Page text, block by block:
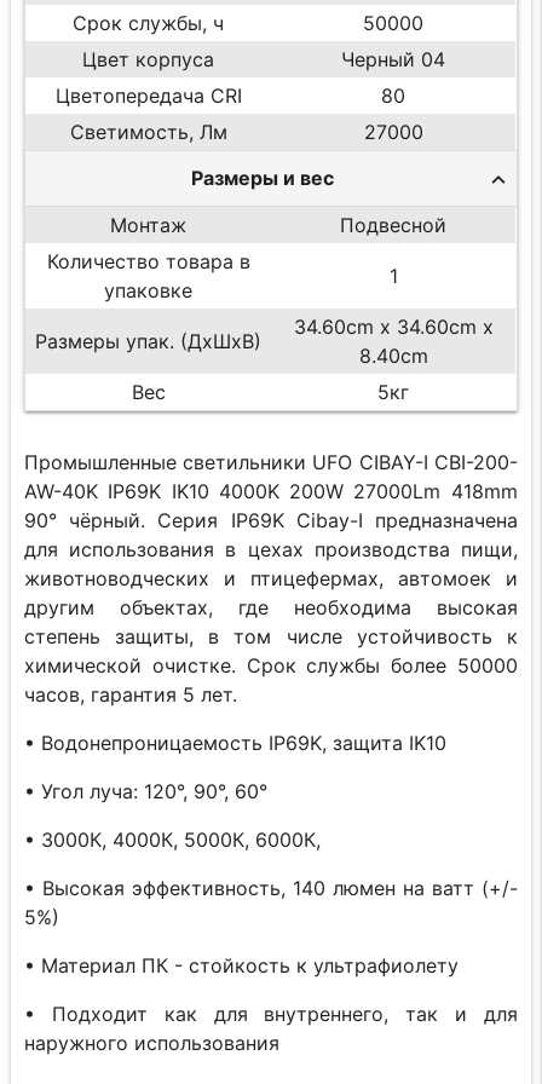
Срок службы, ч
50000
Цвет корпуса
Черный 04
Цветопередача CRI
80
Светимость, Лм
27000
Размеры и вес
Монтаж
Подвесной
Количество товара в
упаковке
1
Размеры упак. (ДхШхВ)
34.60cm x 34.60cm x
8.40cm
Вес
5кг
Промышленные светильники UFO CIBAY-I CBI-200-
AW-40K IP69K IK10 4000K 200W 27000Lm 418mm
90° чёрный. Серия IP69K Cibay-I предназначена
для использования в цехах производства пищи,
животноводческих и птицефермах, автомоек и
другим объектах, где необходима высокая
степень защиты, в том числе устойчивость к
химической очистке. Срок службы более 50000
часов, гарантия 5 лет.
• Водонепроницаемость IP69K, защита IK10
• Угол луча: 120°, 90°, 60°
• 3000К, 4000К, 5000К, 6000К,
• Высокая эффективность, 140 люмен на ватт (+/-
5%)
• Материал ПК - стойкость к ультрафиолету
• Подходит как для внутреннего, так и для
наружного использования